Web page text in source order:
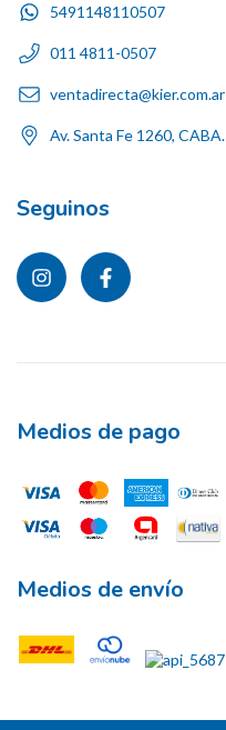
5491148110507
011 4811-0507
ventadirecta@kier.com.ar
Av. Santa Fe 1260, CABA.
Seguinos
Medios de pago
Medios de envío